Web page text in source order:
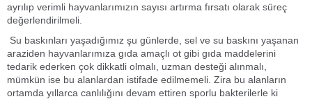
ayrılıp verimli hayvanlarımızın sayısı artırma fırsatı olarak süreç
değerlendirilmeli.
Su baskınları yaşadığımız şu günlerde, sel ve su baskını yaşanan
araziden hayvanlarımıza gıda amaçlı ot gibi gıda maddelerini
tedarik ederken çok dikkatli olmalı, uzman desteği alınmalı,
mümkün ise bu alanlardan istifade edilmemeli. Zira bu alanların
ortamda yıllarca canlılığını devam ettiren sporlu bakterilerle ki